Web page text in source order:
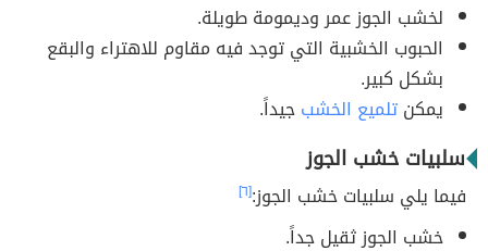
لخشب الجوز عمر وديمومة طويلة.
الحبوب الخشبية التي توجد فيه مقاوم للاهتراء والبقع
بشكل كبير.
يمكنتلميع الخشبجيداً.
سلبيات خشب الجوز
فيما يلي سلبيات خشب الجوز:[٦]
خشب الجوز ثقيل جداً.